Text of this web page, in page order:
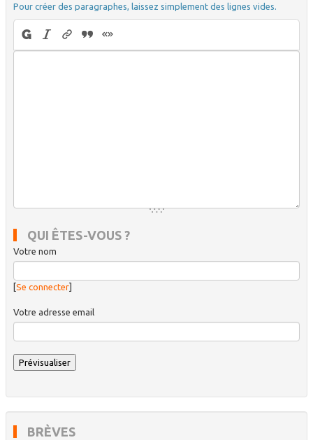
Pour créer des paragraphes, laissez simplement des lignes vides.
QUI ÊTES-VOUS ?
Votre nom
[Se connecter]
Votre adresse email
BRÈVES